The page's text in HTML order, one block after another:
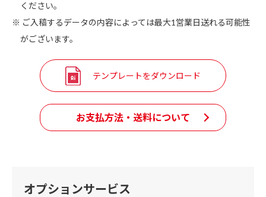
ください。
ご入稿するデータの内容によっては最大1営業日送れる可能性
がございます。
テンプレートをダウンロード
お支払方法・送料について
オプションサービス